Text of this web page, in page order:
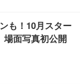
も！10月スター
場面写真初公開